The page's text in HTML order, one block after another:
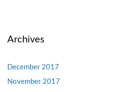
Archives
December 2017
November 2017